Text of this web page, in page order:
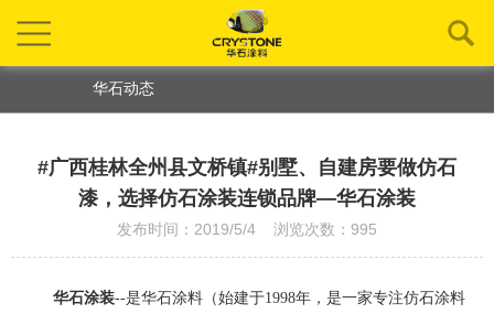
华石动态
#广西桂林全州县文桥镇#别墅、自建房要做仿石
漆，选择仿石涂装连锁品牌—华石涂装
发布时间：2019/5/4 浏览次数：995
华石涂装--是华石涂料（始建于1998年，是一家专注仿石涂料